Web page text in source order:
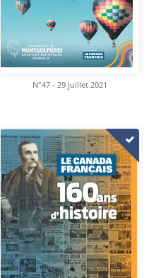
N°47 - 29 juillet 2021